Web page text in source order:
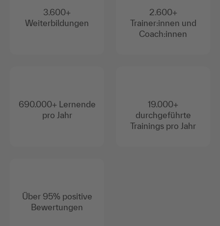
3.600+
Weiterbildungen
690.000+ Lernende
pro Jahr
Über 95% positive
Bewertungen
2.600+
Trainer:innen und
Coach:innen
19.000+
durchgeführte
Trainings pro Jahr